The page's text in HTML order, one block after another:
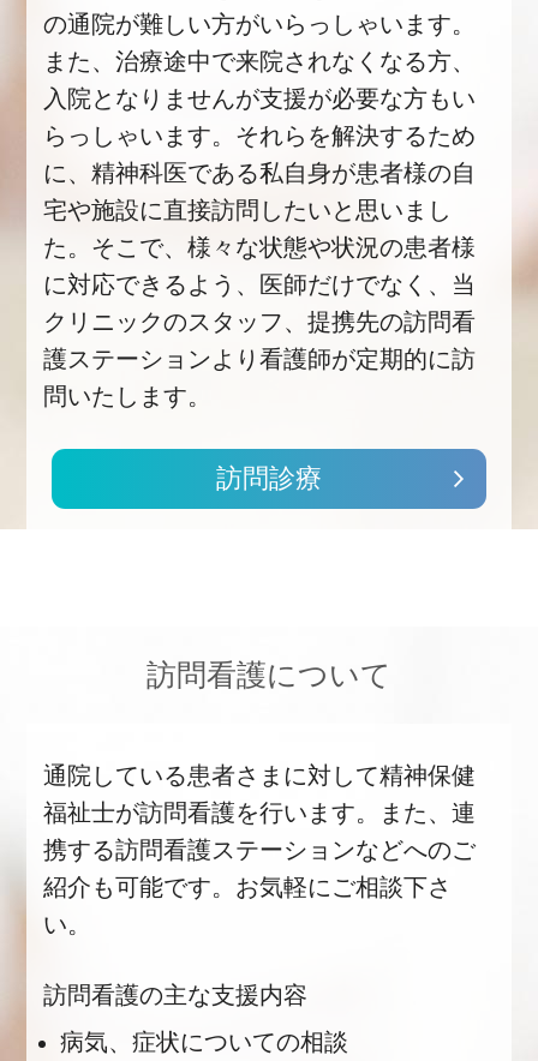
の通院が難しい方がいらっしゃいます。
また、治療途中で来院されなくなる方、
入院となりませんが支援が必要な方もい
らっしゃいます。それらを解決するため
に、精神科医である私自身が患者様の自
宅や施設に直接訪問したいと思いまし
た。そこで、様々な状態や状況の患者様
に対応できるよう、医師だけでなく、当
クリニックのスタッフ、提携先の訪問看
護ステーションより看護師が定期的に訪
問いたします。
訪問診療
訪問看護について
通院している患者さまに対して精神保健
福祉士が訪問看護を行います。また、連
携する訪問看護ステーションなどへのご
紹介も可能です。お気軽にご相談下さ
い。
訪問看護の主な支援内容
病気、症状についての相談